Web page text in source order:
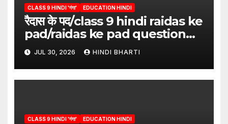
CLASS 9 HINDI 'गंगा' EDUCATION HINDI
रैदास के पद/class 9 hindi raidas ke
pad/raidas ke pad question
answer/raidas ke pad class 9
JUL 30, 2026 HINDI BHARTI
CLASS 9 HINDI 'गंगा' EDUCATION HINDI